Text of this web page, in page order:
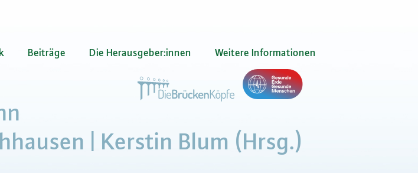
Beiträge Die Herausgeber:innen Weitere Informationen
| Kerstin Blum (Hrsg.)